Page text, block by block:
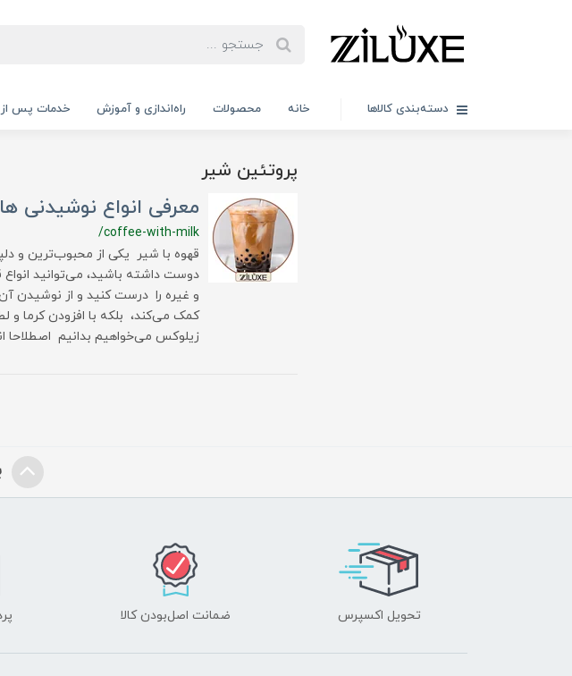
دسته‌بندی کالاها خانه محصولات راه‌اندازی و آموزش خدمات پس از
پروتئین شیر
معرفی انواع نوشیدنی
/coffee-with-milk
قهوه با شیر یکی از محبوب‌ترین و
دوست داشته باشید، می‌توانید انواع
و غیره را درست کنید و از نوشیدن
کمک می‌کند، بلکه با افزودن کرما و
زیلوکس می‌خواهیم بدانیم
تحویل اکسپرس ضمانت اصل‌بودن کالا